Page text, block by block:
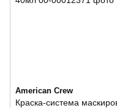
American Crew
Краска-система